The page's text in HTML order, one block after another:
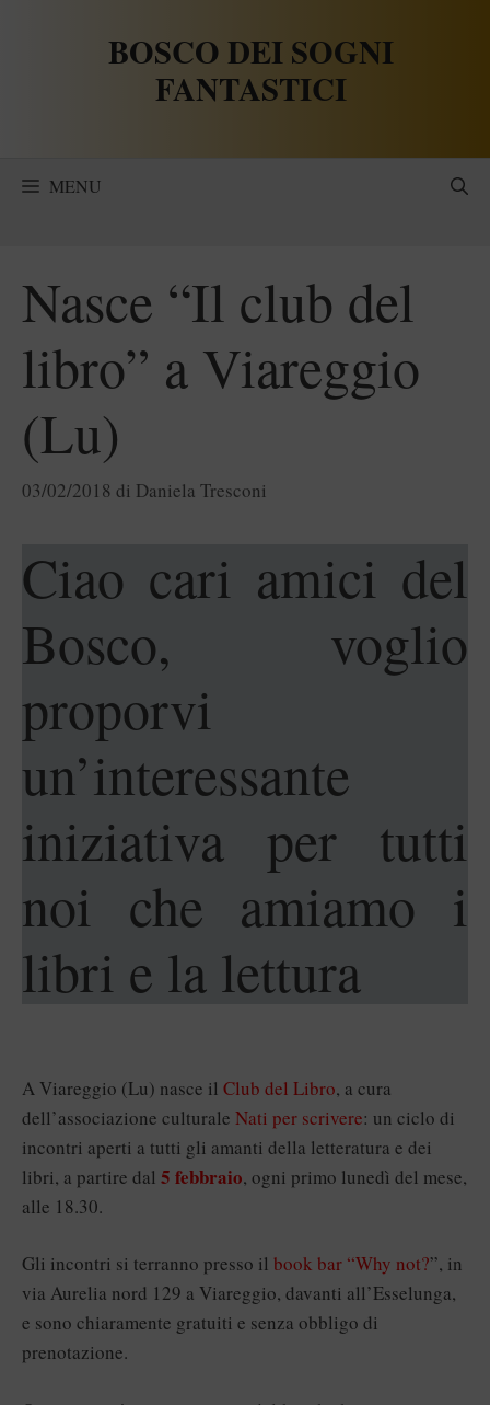
BOSCO DEI SOGNI
FANTASTICI
MENU
Nasce “Il club del
libro” a Viareggio
(Lu)
03/02/2018 di Daniela Tresconi
Ciao cari amici del
Bosco, voglio
proporvi
un’interessante
iniziativa per tutti
noi che amiamo i
libri e la lettura
A Viareggio (Lu) nasce il Club del Libro, a cura
dell’associazione culturale Nati per scrivere: un ciclo di
incontri aperti a tutti gli amanti della letteratura e dei
libri, a partire dal 5 febbraio, ogni primo lunedì del mese,
alle 18.30.
Gli incontri si terranno presso il book bar “Why not?”, in
via Aurelia nord 129 a Viareggio, davanti all’Esselunga,
e sono chiaramente gratuiti e senza obbligo di
prenotazione.